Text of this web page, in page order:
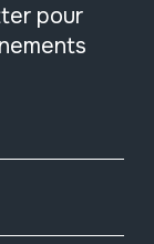
pour